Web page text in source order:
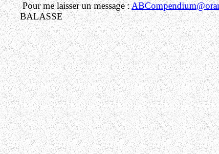
Pour me laisser un message :
BALASSE